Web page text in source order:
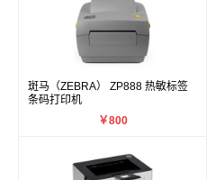
斑马（ZEBRA） ZP888 热敏标签
条码打印机
￥800